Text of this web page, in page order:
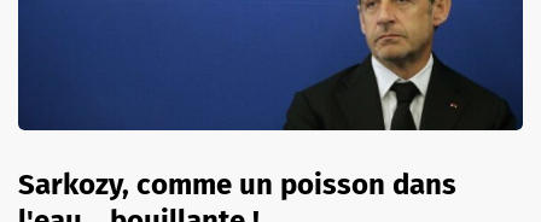
Sarkozy, comme un poisson dans